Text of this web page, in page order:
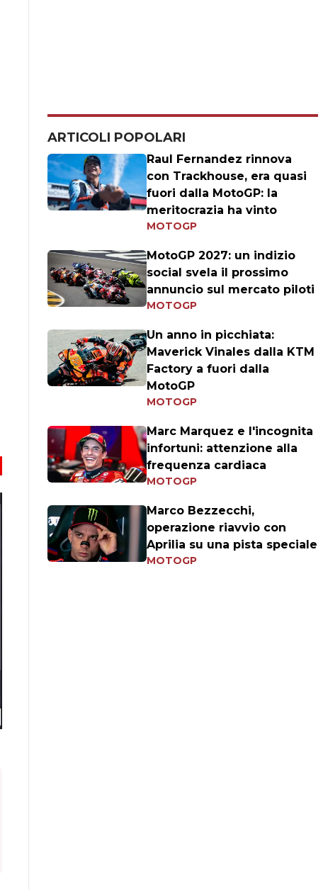
ARTICOLI POPOLARI
Raul Fernandez rinnova
con Trackhouse, era quasi
fuori dalla MotoGP: la
meritocrazia ha vinto
MOTOGP
MotoGP 2027: un indizio
social svela il prossimo
annuncio sul mercato piloti
MOTOGP
Un anno in picchiata:
Maverick Vinales dalla KTM
Factory a fuori dalla
MotoGP
MOTOGP
Marc Marquez e l'incognita
infortuni: attenzione alla
frequenza cardiaca
MOTOGP
Marco Bezzecchi,
operazione riavvio con
Aprilia su una pista speciale
MOTOGP